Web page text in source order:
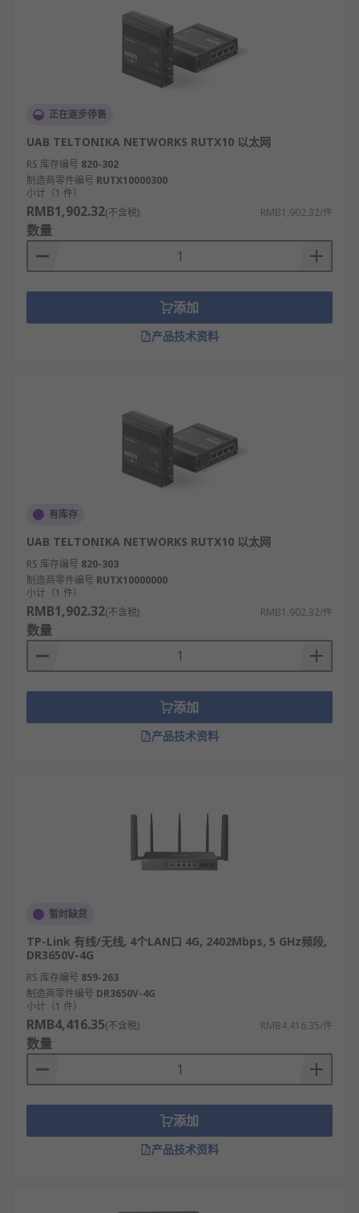
正在逐步停售
UAB TELTONIKA NETWORKS RUTX10 以太网
RS 库存编号 820-302
制造商零件编号 RUTX10000300
小计（1 件）
RMB1,902.32(不含税) RMB1,902.32/件
数量
添加
产品技术资料
有库存
UAB TELTONIKA NETWORKS RUTX10 以太网
RS 库存编号 820-303
制造商零件编号 RUTX10000000
小计（1 件）
RMB1,902.32(不含税) RMB1,902.32/件
数量
添加
产品技术资料
暂时缺货
TP-Link 有线/无线, 4个LAN口 4G, 2402Mbps, 5 GHz频段,
DR3650V-4G
RS 库存编号 859-263
制造商零件编号 DR3650V-4G
小计（1 件）
RMB4,416.35(不含税) RMB4,416.35/件
数量
添加
产品技术资料